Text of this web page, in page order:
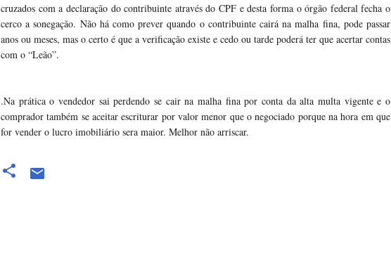
cruzados com a declaração do contribuinte através do CPF e desta forma o órgão federal fecha o
cerco a sonegação. Não há como prever quando o contribuinte cairá na malha fina, pode passar
anos ou meses, mas o certo é que a verificação existe e cedo ou tarde poderá ter que acertar contas
com o “Leão”.
.Na prática o vendedor sai perdendo se cair na malha fina por conta da alta multa vigente e o
comprador também se aceitar escriturar por valor menor que o negociado porque na hora em que
for vender o lucro imobiliário sera maior. Melhor não arriscar.